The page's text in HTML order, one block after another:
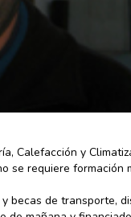
Calefacción y
requiere formación
becas de transporte,